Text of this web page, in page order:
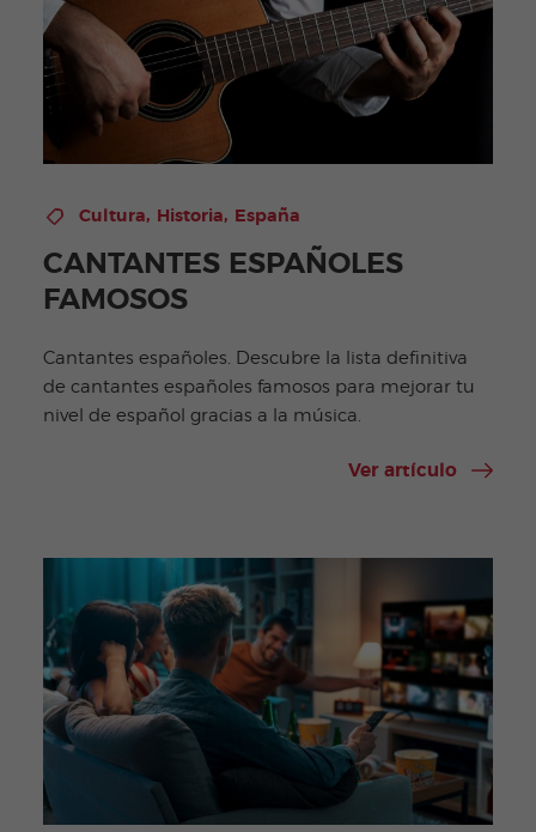
Cultura, Historia, España
CANTANTES ESPAÑOLES
FAMOSOS
Cantantes españoles. Descubre la lista definitiva
de cantantes españoles famosos para mejorar tu
nivel de español gracias a la música.
Ver artículo